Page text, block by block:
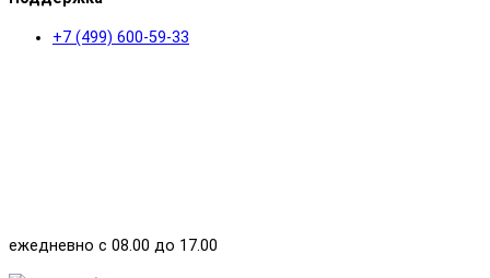
+7 (499) 600-59-33
ежедневно с 08.00 до 17.00